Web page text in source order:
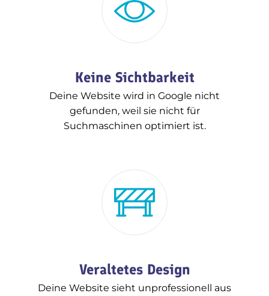
Keine Sichtbarkeit
Deine Website wird in Google nicht
gefunden, weil sie nicht für
Suchmaschinen optimiert ist.
Veraltetes Design
Deine Website sieht unprofessionell aus